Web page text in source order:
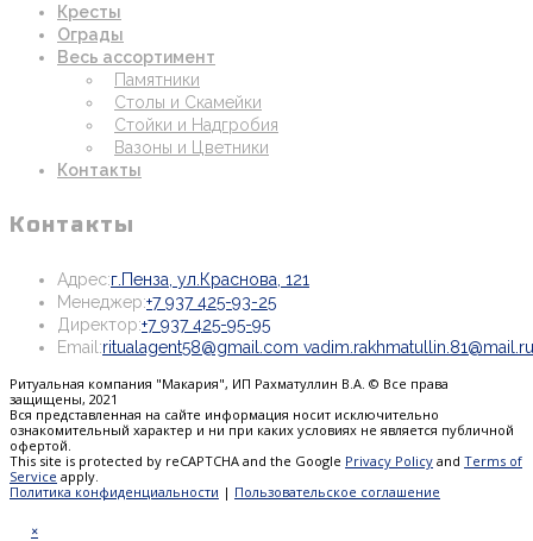
Кресты
Ограды
Весь ассортимент
Памятники
Столы и Скамейки
Стойки и Надгробия
Вазоны и Цветники
Контакты
Контакты
Адрес:г.Пенза, ул.Краснова, 121
вкладке
Менеджер:+7 937 425-93-25Откроется
вашем
Директор:+7 937 425-95-95Откроется
в
приложении
Email:ritualagent58@gmail.com vadim.rakhmatullin.81@mail.ru
Ритуальная компания "Макария", ИП Рахматуллин В.А. © Все права
защищены, 2021
Вся представленная на сайте информация носит исключительно
ознакомительный характер и ни при каких условиях не является публичной
офертой.
This site is protected by reCAPTCHA and the Google Privacy Policy and Terms of
Service apply.
Политика конфиденциальности | Пользовательское соглашение
×